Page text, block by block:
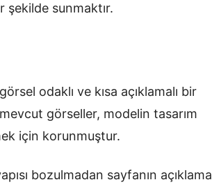
şekilde sunmaktır.
odaklı ve kısa açıklamalı bir
görseller, modelin tasarım
için korunmuştur.
bozulmadan sayfanın açıklama